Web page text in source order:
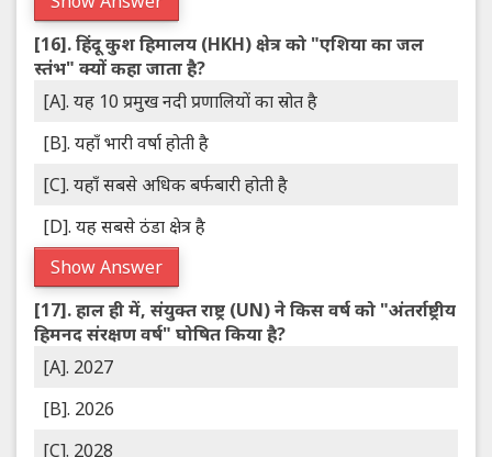
[16].हिंदू कुश हिमालय (HKH) क्षेत्र को "एशिया का जल
स्तंभ" क्यों कहा जाता है?
[A]. यह 10 प्रमुख नदी प्रणालियों का स्रोत है
[B]. यहाँ भारी वर्षा होती है
[C]. यहाँ सबसे अधिक बर्फबारी होती है
[D]. यह सबसे ठंडा क्षेत्र है
Show Answer
[17].हाल ही में, संयुक्त राष्ट्र (UN) ने किस वर्ष को "अंतर्राष्ट्रीय
हिमनद संरक्षण वर्ष" घोषित किया है?
[A]. 2027
[B]. 2026
[C]. 2028